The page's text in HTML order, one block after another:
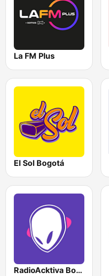
La FM Plus
El Sol Bogotá
RadioAcktiva Bogotá